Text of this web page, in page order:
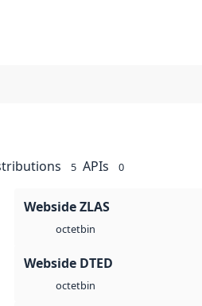
5 APIs 0
Webside ZLAS
octetbin
Webside DTED
octetbin